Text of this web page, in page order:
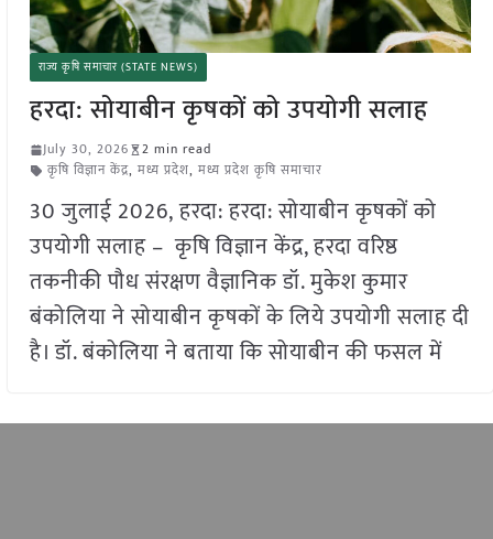
राज्य कृषि समाचार (STATE NEWS)
हरदा: सोयाबीन कृषकों को उपयोगी सलाह
July 30, 2026
2 min read
कृषि विज्ञान केंद्र, मध्य प्रदेश, मध्य प्रदेश कृषि समाचार
30 जुलाई 2026, हरदा: हरदा: सोयाबीन कृषकों को
उपयोगी सलाह – कृषि विज्ञान केंद्र, हरदा वरिष्ठ
तकनीकी पौध संरक्षण वैज्ञानिक डॉ. मुकेश कुमार
बंकोलिया ने सोयाबीन कृषकों के लिये उपयोगी सलाह दी
है। डॉ. बंकोलिया ने बताया कि सोयाबीन की फसल में